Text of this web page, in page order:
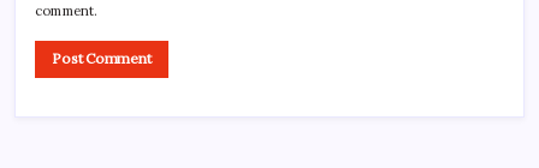
comment.